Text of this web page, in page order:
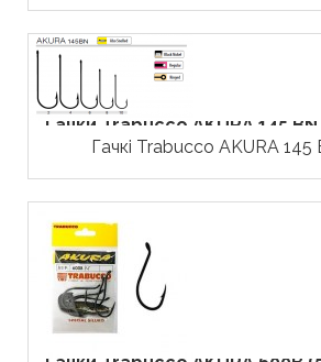
Гачки Trabucco AKURA 145
Гачкі Trabucco AKURA 145